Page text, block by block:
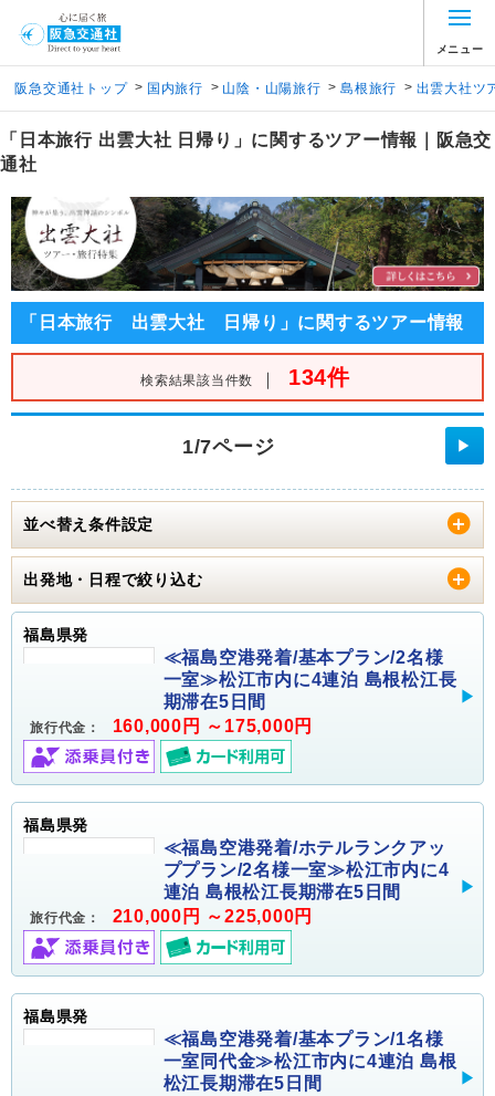
メニュー
阪急交通社トップ > 国内旅行 > 山陰・山陽旅行 > 島根旅行 > 出雲大社ツ
「日本旅行 出雲大社 日帰り」に関するツアー情報｜阪急交
通社
「日本旅行 出雲大社 日帰り」に関するツアー情報
検索結果該当件数 ｜ 134件
1/7ページ ▶
並べ替え条件設定
出発地・日程で絞り込む
福島県発
≪福島空港発着/基本プラン/2名様
一室≫松江市内に4連泊 島根松江長
期滞在5日間
旅行代金： 160,000円 ～175,000円
福島県発
≪福島空港発着/ホテルランクアッ
ププラン/2名様一室≫松江市内に4
連泊 島根松江長期滞在5日間
旅行代金： 210,000円 ～225,000円
福島県発
≪福島空港発着/基本プラン/1名様
一室同代金≫松江市内に4連泊 島根
松江長期滞在5日間